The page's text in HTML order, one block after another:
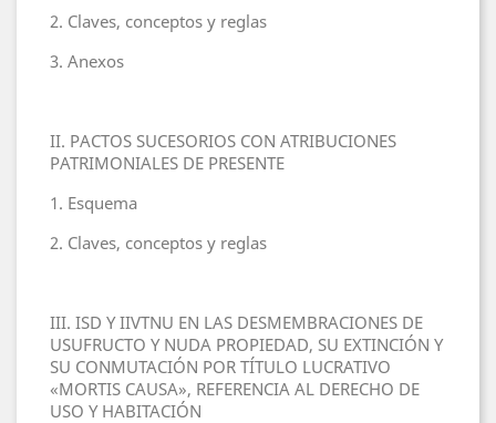
2. Claves, conceptos y reglas
3. Anexos
II. PACTOS SUCESORIOS CON ATRIBUCIONES
PATRIMONIALES DE PRESENTE
1. Esquema
2. Claves, conceptos y reglas
III. ISD Y IIVTNU EN LAS DESMEMBRACIONES DE
USUFRUCTO Y NUDA PROPIEDAD, SU EXTINCIÓN Y
SU CONMUTACIÓN POR TÍTULO LUCRATIVO
«MORTIS CAUSA», REFERENCIA AL DERECHO DE
USO Y HABITACIÓN